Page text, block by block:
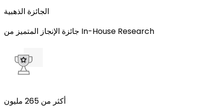
الجائزة الذهبية
جائزة الإنجاز المتميز من In-House Research
أكثر من 265 مليون